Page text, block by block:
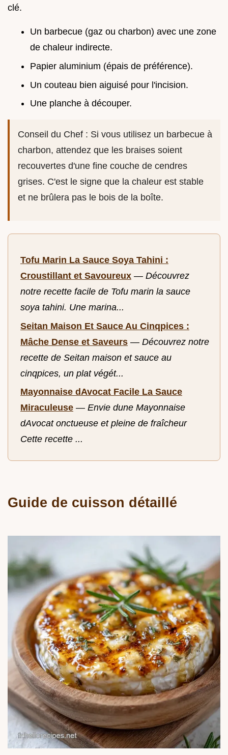
clé.
Un barbecue (gaz ou charbon) avec une zone
de chaleur indirecte.
Papier aluminium (épais de préférence).
Un couteau bien aiguisé pour l'incision.
Une planche à découper.
Conseil du Chef : Si vous utilisez un barbecue à
charbon, attendez que les braises soient
recouvertes d'une fine couche de cendres
grises. C'est le signe que la chaleur est stable
et ne brûlera pas le bois de la boîte.
Tofu Marin La Sauce Soya Tahini :
Croustillant et Savoureux — Découvrez
notre recette facile de Tofu marin la sauce
soya tahini. Une marina...
Seitan Maison Et Sauce Au Cinqpices :
Mâche Dense et Saveurs — Découvrez notre
recette de Seitan maison et sauce au
cinqpices, un plat végét...
Mayonnaise dAvocat Facile La Sauce
Miraculeuse — Envie dune Mayonnaise
dAvocat onctueuse et pleine de fraîcheur
Cette recette ...
Guide de cuisson détaillé